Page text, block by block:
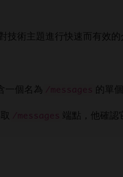
術主題進行快速而有效的
一個名為 /messages 的單
/messages 端點，他確認